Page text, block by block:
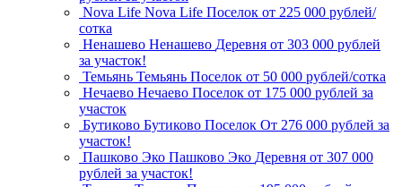
Nova Life Nova Life Поселок от 225 000 рублей/
сотка
Ненашево Ненашево Деревня от 303 000 рублей
за участок!
Темьянь Темьянь Поселок от 50 000 рублей/сотка
Нечаево Нечаево Поселок от 175 000 рублей за
участок
Бутиково Бутиково Поселок От 276 000 рублей за
участок!
Пашково Эко Пашково Эко Деревня от 307 000
рублей за участок!